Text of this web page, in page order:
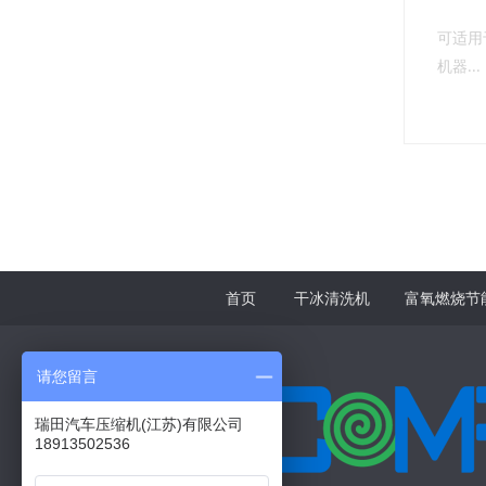
可适
机器...
首页 干冰清洗机 富氧燃烧节
请您留言
瑞田汽车压缩机(江苏)有限公司
18913502536